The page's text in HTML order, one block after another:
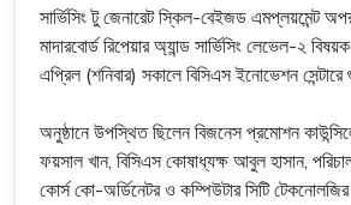
সার্ভিসিং টু জেনারেট স্কিল-বেইজড এমপ্লয়মেন্ট
মাদারবোর্ড রিপেয়ার অ্যান্ড সার্ভিসিং লেভেল-২
এপ্রিল (শনিবার) সকালে বিসিএস ইনোভেশন
অনুষ্ঠানে উপস্থিত ছিলেন বিজনেস প্রমোশন
ফয়সাল খান, বিসিএস কোষাধ্যক্ষ আবুল হাসান,
কোর্স কো-অর্ডিনেটর ও কম্পিউটার সিটি